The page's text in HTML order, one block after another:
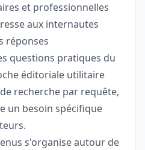
et professionnelles
aux internautes
réponses
questions pratiques du
éditoriale utilitaire
recherche par requête,
un besoin spécifique
s'organise autour de